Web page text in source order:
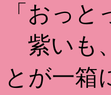
「おっと
紫いも
とが一箱